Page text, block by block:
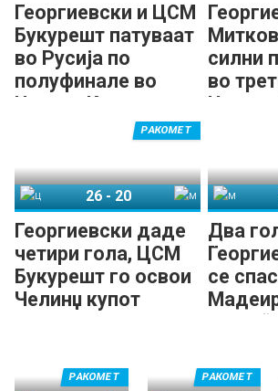
Георгиевски и ЦСМ
Букурешт патуваат
во Русија по
полуфинале во
Челинџ Купот
силни
во
Челинџ
Георгиевски даде
четири гола, ЦСМ
Букурешт го освои
Челинџ купот
РАКОМЕТ
26-20
Два
се
„лови“
РАКОМЕТ РАКОМЕТ